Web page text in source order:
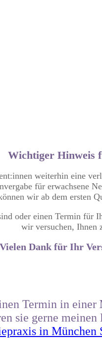
Wichtiger Hinweis
weiterhin eine
für erwachsene
wir ab dem ersten
oder einen Termin für
wir versuchen, Ihnen
Vielen Dank für Ihr
Termin in einer
sie gerne meinen
in München